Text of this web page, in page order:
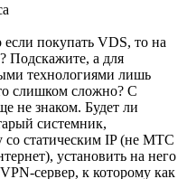
покупать VDS, то на
Подскажите, а для
технологиями лишь
слишком сложно? С
не знаком. Будет ли
системник,
со статическим IP (не МТС
установить на него
сервер, к которому как